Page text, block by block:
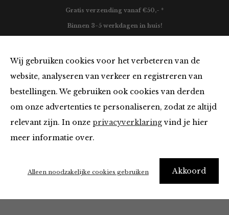
Wij gebruiken cookies voor het verbeteren van de
website, analyseren van verkeer en registreren van
bestellingen. We gebruiken ook cookies van derden
om onze advertenties te personaliseren, zodat ze altijd
relevant zijn. In onze privacyverklaringvind je hier
meer informatie over.
Akkoord
Alleen noodzakelijke cookies gebruiken
Gratis verzending vanaf €50,- *
Binnen 3-5 werkdagen in huis!
Accessoires in het ruby
It’s ok to be a little obsessed with accessories